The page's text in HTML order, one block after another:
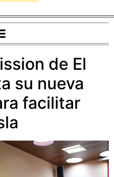
de El
su nueva
facilitar